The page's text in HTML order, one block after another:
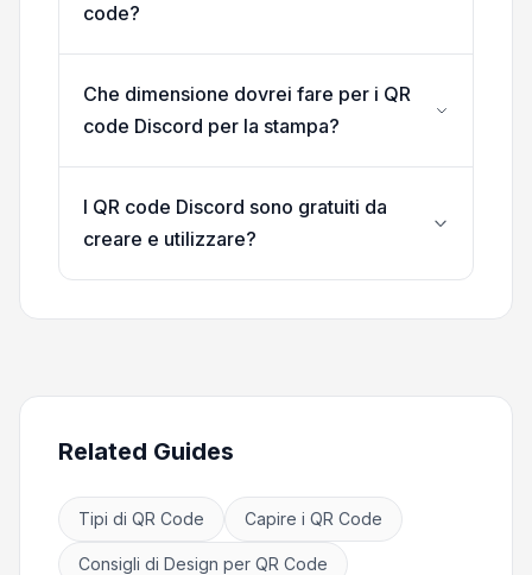
code?
Che dimensione dovrei fare per i QR
code Discord per la stampa?
I QR code Discord sono gratuiti da
creare e utilizzare?
Related Guides
Tipi di QR Code Capire i QR Code
Consigli di Design per QR Code